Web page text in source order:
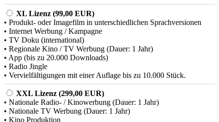
XL Lizenz (99,00 EUR)
• Produkt- oder Imagefilm in unterschiedlichen Sprachversionen
• Internet Werbung / Kampagne
• TV Doku (international)
• Regionale Kino / TV Werbung (Dauer: 1 Jahr)
• App (bis zu 20.000 Downloads)
• Radio Jingle
• Vervielfältigungen mit einer Auflage bis zu 10.000 Stück.
XXL Lizenz (299,00 EUR)
• Nationale Radio- / Kinowerbung (Dauer: 1 Jahr)
• Nationale TV Werbung (Dauer: 1 Jahr)
• Kino Produktion